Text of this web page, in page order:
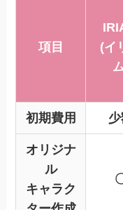
項目
(イ
初期費用
オリジナ
ル
キャラク